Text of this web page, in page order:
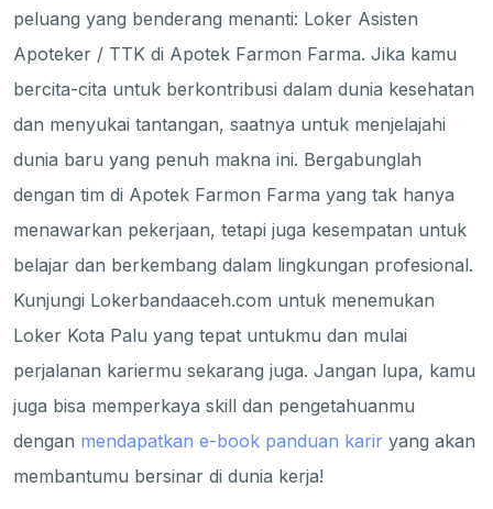
peluang yang benderang menanti: Loker Asisten
Apoteker / TTK di Apotek Farmon Farma. Jika kamu
bercita-cita untuk berkontribusi dalam dunia kesehatan
dan menyukai tantangan, saatnya untuk menjelajahi
dunia baru yang penuh makna ini. Bergabunglah
dengan tim di Apotek Farmon Farma yang tak hanya
menawarkan pekerjaan, tetapi juga kesempatan untuk
belajar dan berkembang dalam lingkungan profesional.
Kunjungi Lokerbandaaceh.com untuk menemukan
Loker Kota Palu yang tepat untukmu dan mulai
perjalanan kariermu sekarang juga. Jangan lupa, kamu
juga bisa memperkaya skill dan pengetahuanmu
dengan mendapatkan e-book panduan karir yang akan
membantumu bersinar di dunia kerja!